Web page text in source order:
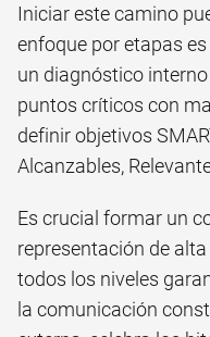
Iniciar este camino
enfoque por etapas
un diagnóstico
puntos críticos con
definir objetivos
Alcanzables,
Es crucial formar un
representación de
todos los niveles
la comunicación